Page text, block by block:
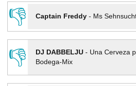
👎
Captain Freddy- Ms
👎
DJ DABBELJU- Una Cerveza
Bodega-Mix